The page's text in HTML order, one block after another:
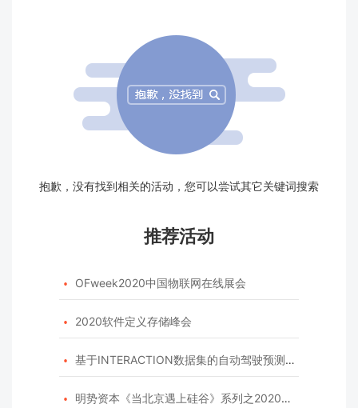
抱歉，没有找到相关的活动，您可以尝试其它关键词搜索
推荐活动
 OFweek2020中国物联网在线展会
 2020软件定义存储峰会
 基于INTERACTION数据集的自动驾驶预测模型挑战赛
 明势资本《当北京遇上硅谷》系列之2020年度开源峰会